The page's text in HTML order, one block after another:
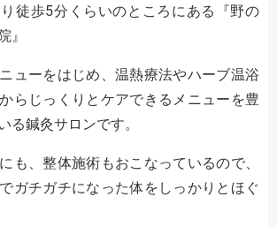
徒歩5分くらいのところにある『野の
』
ューをはじめ、温熱療法やハーブ温浴
らじっくりとケアできるメニューを豊
る鍼灸サロンです。
も、整体施術もおこなっているので、
ガチガチになった体をしっかりとほぐ